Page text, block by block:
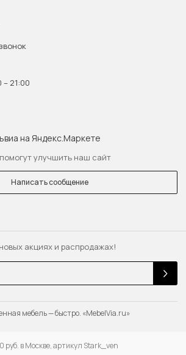
руб. в Москве, артикул Stark_ven
акциях и распродажах!
21:00
улучшить наш сайт
Написать сообщение
мебель — быстро. «MebelVia.ru»